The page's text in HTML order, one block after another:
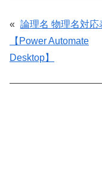
« 論理名 物理名対応
【Power Automate
Desktop】